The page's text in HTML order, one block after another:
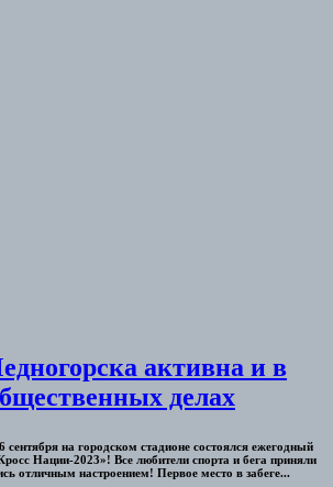
активна и в
делах
сентября на городском стадионе состоялся ежегодный
Нации-2023»! Все любители спорта и бега приняли
отличным настроением! Первое место в забеге...